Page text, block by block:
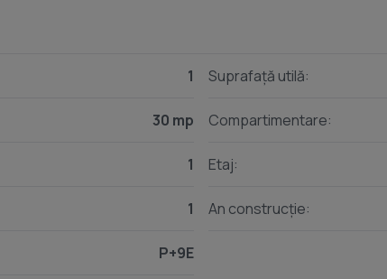
1 Suprafață utilă:
30 mp Compartimentare:
1 Etaj:
1 An construcție:
P+9E